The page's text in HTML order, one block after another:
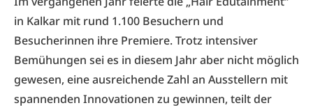
in Kalkar mit rund 1.100 Besuchern und
Besucherinnen ihre Premiere. Trotz intensiver
Bemühungen sei es in diesem Jahr aber nicht möglich
gewesen, eine ausreichende Zahl an Ausstellern mit
spannenden Innovationen zu gewinnen, teilt der